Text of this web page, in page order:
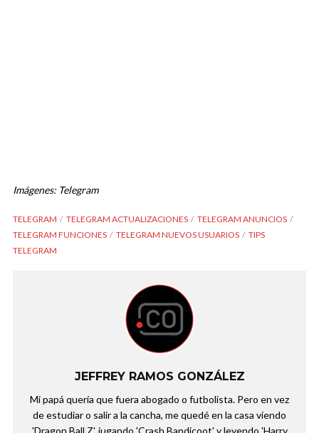
Imágenes: Telegram
TELEGRAM TELEGRAM ACTUALIZACIONES
TELEGRAM ANUNCIOS
TELEGRAM FUNCIONES
TELEGRAM NUEVOS USUARIOS
TIPS
TELEGRAM
JEFFREY RAMOS GONZÁLEZ
Mi papá quería que fuera abogado o futbolista. Pero en vez
de estudiar o salir a la cancha, me quedé en la casa viendo